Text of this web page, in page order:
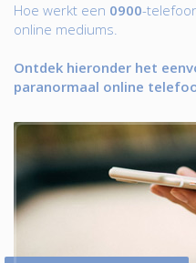
Hoe werkt een 0900-
online mediums.
Ontdek hieronder het
paranormaal online